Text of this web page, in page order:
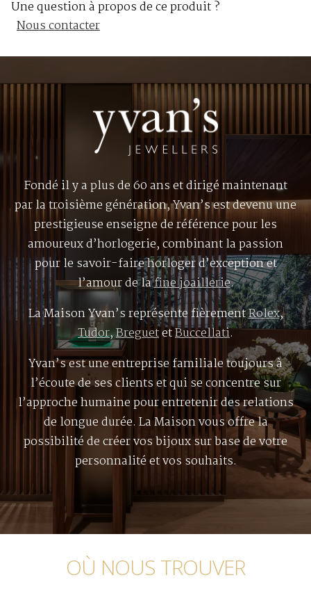
Une question à propos de ce produit ?
Nous contacter
Fondé il y a plus de 60 ans et dirigé maintenant
par la troisième génération, Yvan’s est devenu une
prestigieuse enseigne de référence pour les
amoureux d’horlogerie, combinant la passion
pour le savoir-faire horloger d’exception et
l’amour de lafine joaillerie.
La Maison Yvan’s représente fièrementRolex,
Tudor,BreguetetBuccellati.
Yvan’s est une entreprise familiale toujours à
l’écoute de ses clients et qui se concentre sur
l’approche humaine pour entretenir des relations
de longue durée. La Maison vous offre la
possibilité de créer vos bijoux sur base de votre
personnalité et vos souhaits.
OÙ NOUS TROUVER